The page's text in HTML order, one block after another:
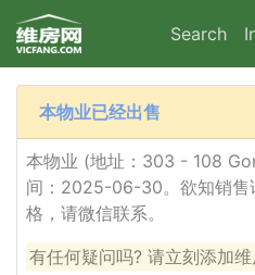
Search
本物业已经出售
本物业 (地址：303 - 108
间：2025-06-30。欲知销售
格，请微信联系。
有任何疑问吗? 请立刻添加